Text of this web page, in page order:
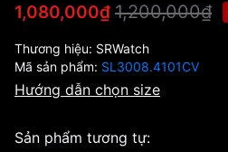
1,080,000₫ 1,200,000₫
Thương hiệu: SRWatch
Mã sản phẩm: SL3008.4101CV
Hướng dẫn chọn size
Sản phẩm tương tự: